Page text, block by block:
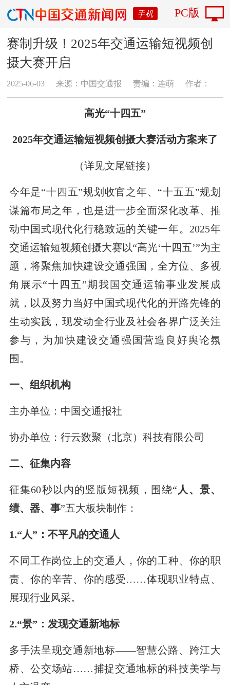
手机 PC版
赛制升级！2025年交通运输短视频创
摄大赛开启
2025-06-03 来源：中国交通报 责编：连萌 作者：
高光“十四五”
2025年交通运输短视频创摄大赛活动方案来了
（详见文尾链接）
今年是“十四五”规划收官之年、“十五五”规划
谋篇布局之年，也是进一步全面深化改革、推
动中国式现代化行稳致远的关键一年。2025年
交通运输短视频创摄大赛以“高光‘十四五’”为主
题，将聚焦加快建设交通强国，全方位、多视
角展示“十四五”期我国交通运输事业发展成
就，以及努力当好中国式现代化的开路先锋的
生动实践，现发动全行业及社会各界广泛关注
参与，为加快建设交通强国营造良好舆论氛
围。
一、组织机构
主办单位：中国交通报社
协办单位： 行云数聚（北京）科技有限公司
二、征集内容
征集60秒以内的竖版短视频，围绕“ 人、景、
绩、器、事”五大板块制作：
1.“人”：不平凡的交通人
不同工作岗位上的交通人，你的工种、你的职
责、你的辛苦、你的感受……体现职业特点、
展现行业风采。
2.“景”：发现交通新地标
多手法呈现交通新地标——智慧公路、跨江大
桥、公交场站……捕捉交通地标的科技美学与